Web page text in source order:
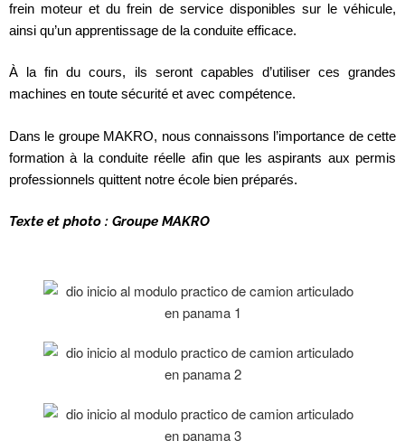
frein moteur et du frein de service disponibles sur le véhicule,
ainsi qu’un apprentissage de la conduite efficace.
À la fin du cours, ils seront capables d’utiliser ces grandes
machines en toute sécurité et avec compétence.
Dans le groupe MAKRO, nous connaissons l’importance de cette
formation à la conduite réelle afin que les aspirants aux permis
professionnels quittent notre école bien préparés.
Texte et photo : Groupe MAKRO